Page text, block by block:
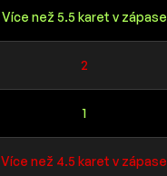
Více než 5.5 karet v zápase
2
1
Více než 4.5 karet v zápase